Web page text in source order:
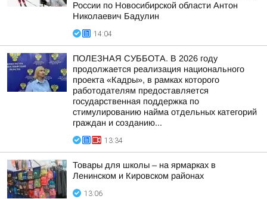
России по Новосибирской области Антон
Николаевич Бадулин
14:04
ПОЛЕЗНАЯ СУББОТА. В 2026 году
продолжается реализация национального
проекта «Кадры», в рамках которого
работодателям предоставляется
государственная поддержка по
стимулированию найма отдельных категорий
граждан и созданию...
13:34
Товары для школы – на ярмарках в
Ленинском и Кировском районах
13:06